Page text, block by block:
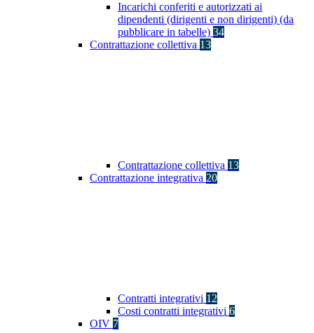
Incarichi conferiti e autorizzati ai
dipendenti (dirigenti e non dirigenti) (da
pubblicare in tabelle) 34
Contrattazione collettiva 13
Contrattazione collettiva 13
Contrattazione integrativa 20
Contratti integrativi 12
Costi contratti integrativi 6
OIV 7